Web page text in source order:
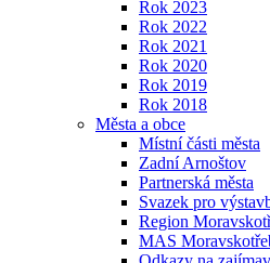
Rok 2023
Rok 2022
Rok 2021
Rok 2020
Rok 2019
Rok 2018
Města a obce
Místní části města
Zadní Arnoštov
Partnerská města
Svazek pro
Region
MAS